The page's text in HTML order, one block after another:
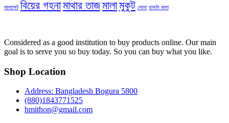
মালাসেট বিয়ের গহনামাথার তাজমালামুকুট সোনা হাসলি মালা
Considered as a good institution to buy products online. Our main
goal is to serve you so buy today. So you can buy what you like.
Shop Location
Address: Bangladesh Bogura 5800
(880)1843771525
hmithon@gmail.com